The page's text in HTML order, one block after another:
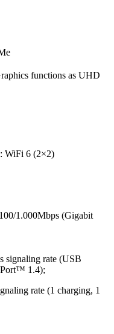
functions as UHD
WiFi 6 (2×2)
1.000Mbps (Gigabit
signaling rate (USB
1.4);
rate (1 charging, 1